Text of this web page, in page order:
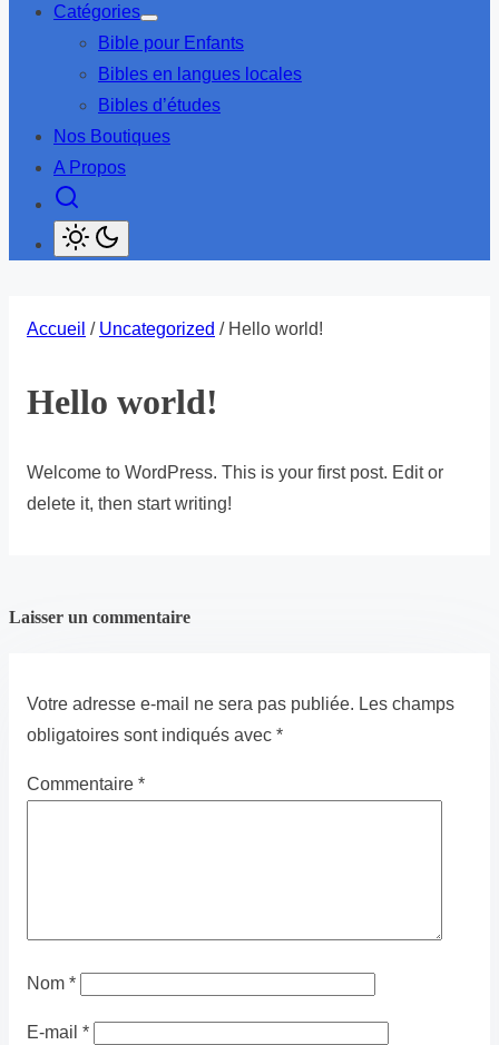
Catégories
Afficher
le
menu
Bible pour Enfants
Bibles en langues locales
Bibles d’études
Nos Boutiques
A Propos
Accueil / Uncategorized / Hello world!
Hello world!
Welcome to WordPress. This is your first post. Edit or
delete it, then start writing!
Laisser un commentaire
Votre adresse e-mail ne sera pas publiée. Les champs
obligatoires sont indiqués avec *
Commentaire *
Nom *
E-mail *